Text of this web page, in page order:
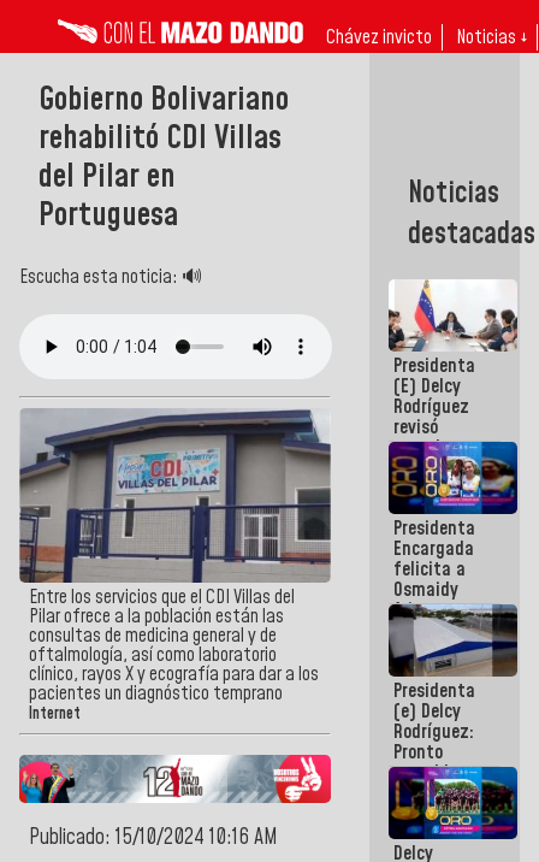
Chávez invicto Noticias ↓
Gobierno Bolivariano
rehabilitó CDI Villas
del Pilar en
Portuguesa
Escucha esta noticia: 🔊
Entre los servicios que el CDI Villas del
Pilar ofrece a la población están las
consultas de medicina general y de
oftalmología, así como laboratorio
clínico, rayos X y ecografía para dar a los
pacientes un diagnóstico temprano
Internet
Publicado: 15/10/2024 10:16 AM
Noticias
destacadas
Presidenta
(E) Delcy
Rodríguez
revisó
agenda
económica y
ejecución de
fondos de
emergencia
post-sismos
Presidenta
Encargada
felicita a
Osmaidy
Arias y
Giraly
Marcano por
hacer
historia en
los
Centroamericanos
Presidenta
(e) Delcy
Rodríguez:
Pronto
restableceremos
las
operaciones
en el
Aeropuerto
Delcy